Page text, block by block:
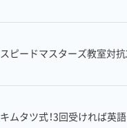
スピードマスターズ教室対
キムタツ式！3回受ければ英